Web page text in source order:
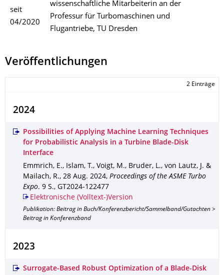
seit
04/2020
wissenschaftliche Mitarbeiterin an der
Professur für Turbomaschinen und
Flugantriebe, TU Dresden
Veröffentlichungen
2 Einträge
2024
Possibilities of Applying Machine Learning Techniques
for Probabilistic Analysis in a Turbine Blade-Disk
Interface
Emmrich, E., Islam, T., Voigt, M., Bruder, L., von Lautz, J. &
Mailach, R., 28 Aug. 2024, Proceedings of the ASME Turbo
Expo. 9 S., GT2024-122477
Elektronische (Volltext-)Version
Publikation: Beitrag in Buch/Konferenzbericht/Sammelband/Gutachten >
Beitrag in Konferenzband
2023
Surrogate-Based Robust Optimization of a Blade-Disk